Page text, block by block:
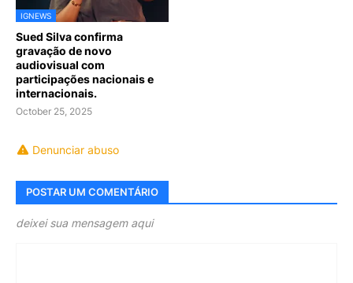
IGNEWS
Sued Silva confirma
gravação de novo
audiovisual com
participações nacionais e
internacionais.
October 25, 2025
Denunciar abuso
POSTAR UM COMENTÁRIO
deixei sua mensagem aqui